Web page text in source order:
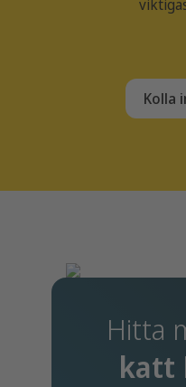
Kolla
Hitta
katt